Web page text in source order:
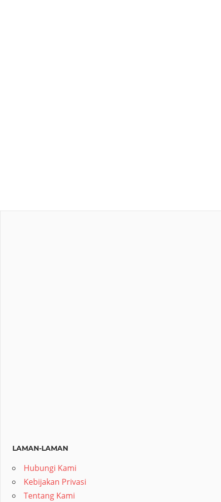
LAMAN-LAMAN
Hubungi Kami
Kebijakan Privasi
Tentang Kami